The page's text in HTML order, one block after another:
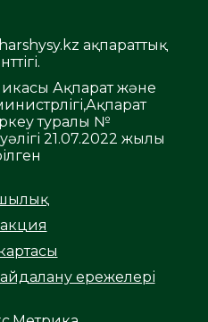
ақпараттық
Ақпарат және
туралы №
21.07.2022 жылы
ережелері